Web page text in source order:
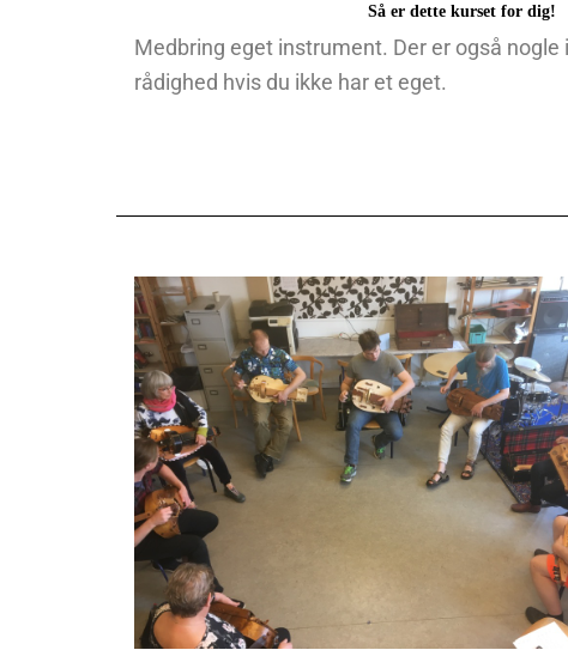
Så er dette kurset for dig!
Medbring eget instrument. Der er også nogle
rådighed hvis du ikke har et eget.